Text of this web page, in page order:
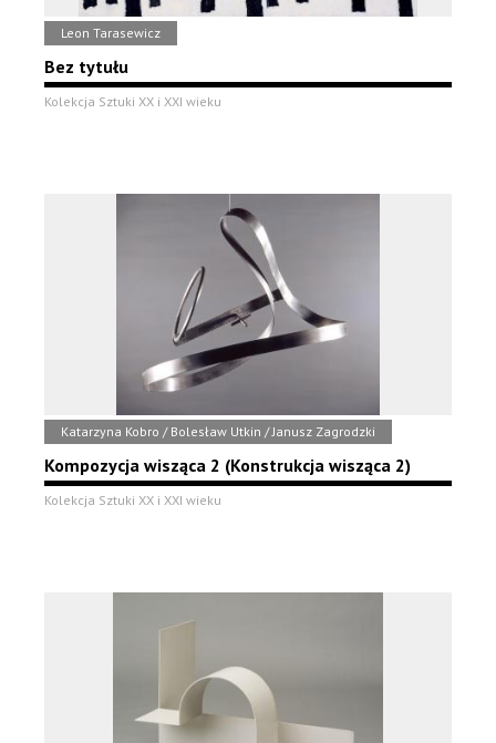
Leon Tarasewicz
Bez tytułu
Kolekcja Sztuki XX i XXI wieku
Katarzyna Kobro / Bolesław Utkin / Janusz Zagrodzki
Kompozycja wisząca 2 (Konstrukcja wisząca 2)
Kolekcja Sztuki XX i XXI wieku